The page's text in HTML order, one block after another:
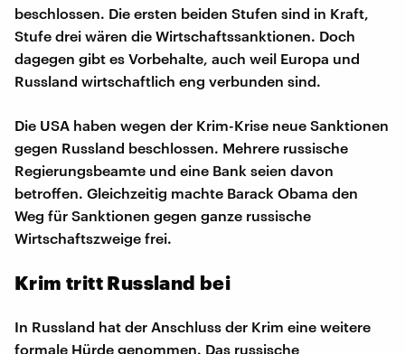
beschlossen. Die ersten beiden Stufen sind in Kraft,
Stufe drei wären die Wirtschaftssanktionen. Doch
dagegen gibt es Vorbehalte, auch weil Europa und
Russland wirtschaftlich eng verbunden sind.
Die USA haben wegen der Krim-Krise neue Sanktionen
gegen Russland beschlossen. Mehrere russische
Regierungsbeamte und eine Bank seien davon
betroffen. Gleichzeitig machte Barack Obama den
Weg für Sanktionen gegen ganze russische
Wirtschaftszweige frei.
Krim tritt Russland bei
In Russland hat der Anschluss der Krim eine weitere
formale Hürde genommen. Das russische